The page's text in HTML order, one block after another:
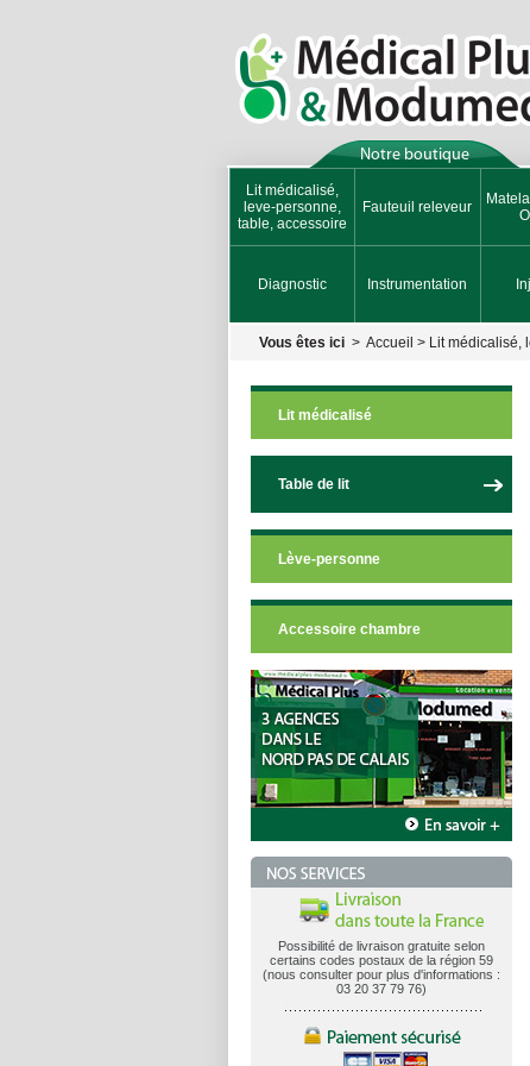
Notre boutique
Lit médicalisé,
leve-personne,
table, accessoire
Fauteuil releveur
Diagnostic Instrumentation
Vous êtes ici> Accueil > Lit médicalisé,
Lit médicalisé
Table de lit
Lève-personne
Accessoire chambre
Possibilité de livraison gratuite selon
certains codes postaux de la région 59
(nous consulter pour plus d'informations :
03 20 37 79 76)